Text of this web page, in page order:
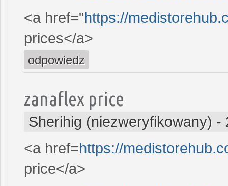
<a href="https://
prices</a>
odpowiedz
zanaflex price
Sherihig (niezweryfikowany) -
<a href=https://
price</a>